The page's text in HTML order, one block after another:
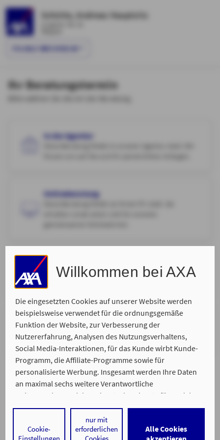
Willkommen bei AXA
Die eingesetzten Cookies auf unserer Website werden
beispielsweise verwendet für die ordnungsgemäße
Funktion der Website, zur Verbesserung der
Nutzererfahrung, Analysen des Nutzungsverhaltens,
Social Media-Interaktionen, für das Kunde wirbt Kunde-
Programm, die Affiliate-Programme sowie für
personalisierte Werbung. Insgesamt werden Ihre Daten
an maximal sechs weitere Verantwortliche
weitergegeben. Bei dem Einsatz der Dienste für Social
Media-Interaktionen und personalisierte Werbung
werden regelmäßig durch den jeweiligen Anbieter
individuelle Profile angelegt und mit Daten von anderen
Alle Cookies
nur mit
erforderlichen
Cookie-
Schütte, Andreas Hauptsitz
FILIALE WECHSELN
Ihr Beratungstermin
In der Agentur
Onlineberatung
Ort Ihrer Wahl
Wir kommen zu Ihnen und nehmen uns Zeit für Ihr
Telefonisch
Wir rufen Sie zurück. Bitte suchen Sie sich Ihren
Wunschtermin aus, zu dem wir Sie erreichen.
Ein Service von